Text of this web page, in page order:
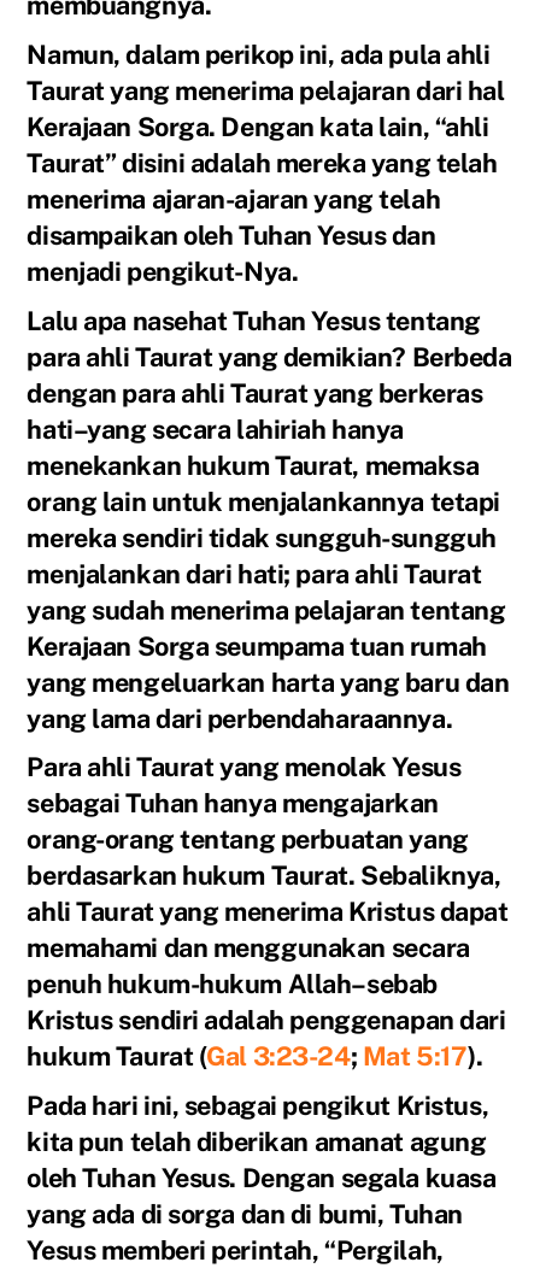
Namun, dalam perikop ini, ada pula ahli
Taurat yang menerima pelajaran dari hal
Kerajaan Sorga. Dengan kata lain, “ahli
Taurat” disini adalah mereka yang telah
menerima ajaran-ajaran yang telah
disampaikan oleh Tuhan Yesus dan
menjadi pengikut-Nya.
Lalu apa nasehat Tuhan Yesus tentang
para ahli Taurat yang demikian? Berbeda
dengan para ahli Taurat yang berkeras
hati–yang secara lahiriah hanya
menekankan hukum Taurat, memaksa
orang lain untuk menjalankannya tetapi
mereka sendiri tidak sungguh-sungguh
menjalankan dari hati; para ahli Taurat
yang sudah menerima pelajaran tentang
Kerajaan Sorga seumpama tuan rumah
yang mengeluarkan harta yang baru dan
yang lama dari perbendaharaannya.
Para ahli Taurat yang menolak Yesus
sebagai Tuhan hanya mengajarkan
orang-orang tentang perbuatan yang
berdasarkan hukum Taurat. Sebaliknya,
ahli Taurat yang menerima Kristus dapat
memahami dan menggunakan secara
penuh hukum-hukum Allah–sebab
Kristus sendiri adalah penggenapan dari
hukum Taurat (Gal 3:23-24; Mat 5:17).
Pada hari ini, sebagai pengikut Kristus,
kita pun telah diberikan amanat agung
oleh Tuhan Yesus. Dengan segala kuasa
yang ada di sorga dan di bumi, Tuhan
Yesus memberi perintah, “Pergilah,